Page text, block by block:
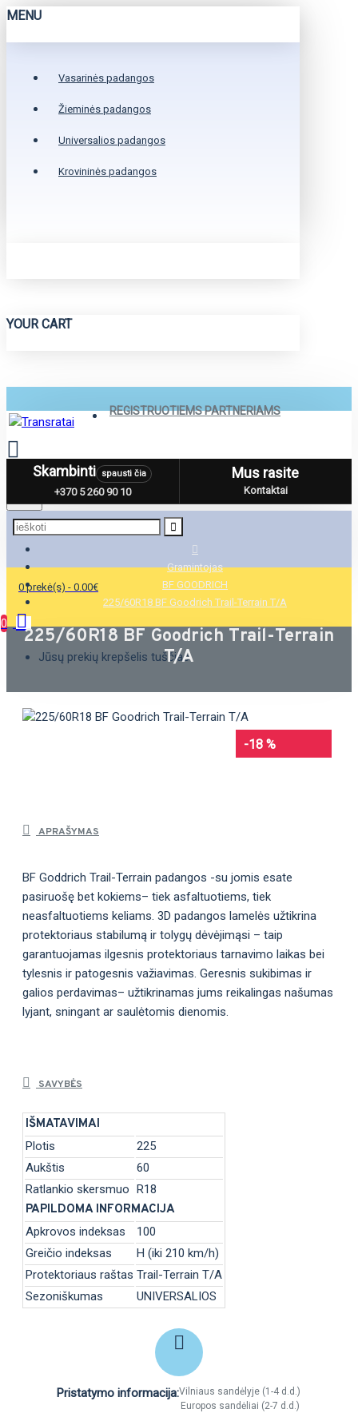
MENU
Vasarinės padangos
Žieminės padangos
Universalios padangos
Krovininės padangos
YOUR CART
REGISTRUOTIEMS PARTNERIAMS
Menu
0 prekė(s) - 0.00€
0
Jūsų prekių krepšelis tuščias
Skambinti spausti čia
+370 5 260 90 10
Mus rasite
Kontaktai
Gramintojas
BF GOODRICH
225/60R18 BF Goodrich Trail-Terrain T/A
225/60R18 BF Goodrich Trail-Terrain
T/A
-18 %
APRAŠYMAS
BF Goddrich Trail-Terrain padangos -su jomis esate
pasiruošę bet kokiems– tiek asfaltuotiems, tiek
neasfaltuotiems keliams. 3D padangos lamelės užtikrina
protektoriaus stabilumą ir tolygų dėvėjimąsi – taip
garantuojamas ilgesnis protektoriaus tarnavimo laikas bei
tylesnis ir patogesnis važiavimas. Geresnis sukibimas ir
galios perdavimas– užtikrinamas jums reikalingas našumas
lyjant, sningant ar saulėtomis dienomis.
SAVYBĖS
IŠMATAVIMAI
Plotis
225
Aukštis
60
Ratlankio skersmuo R18
PAPILDOMA INFORMACIJA
Apkrovos indeksas
100
Greičio indeksas
H (iki 210 km/h)
Protektoriaus raštas Trail-Terrain T/A
Sezoniškumas
UNIVERSALIOS
Pristatymo informacija:Vilniaus sandėlyje (1-4 d.d.)
Europos sandėliai (2-7 d.d.)